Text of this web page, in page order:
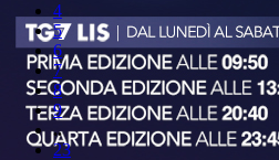
4
5
6
7
8
9
..
23